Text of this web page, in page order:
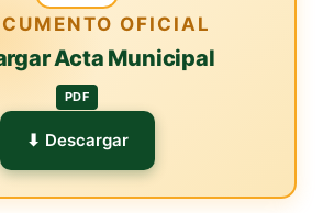
OFICIAL
Acta Municipal
PDF
⬇ Descargar